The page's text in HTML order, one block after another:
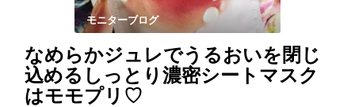
モニターブログ
なめらかジュレでうるおいを閉じ
込めるしっとり濃密シートマスク
はモモプリ♡